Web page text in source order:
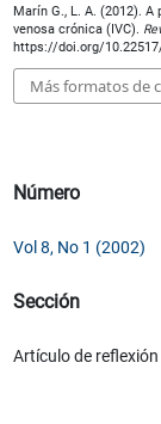
Marín G., L. A. (2012).
venosa crónica (IVC).
https://doi.org/
Más formatos de
Número
Vol 8, No 1 (2002)
Sección
Artículo de reflexión